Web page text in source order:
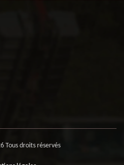
Tous droits réservés